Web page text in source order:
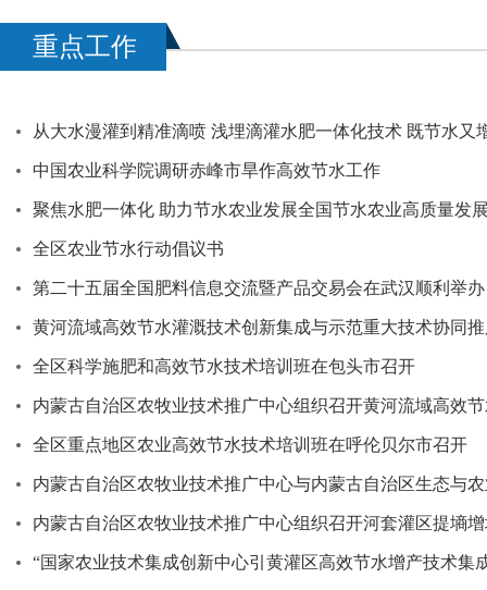
重点工作
从大水漫灌到精准滴喷 浅埋滴灌水肥一体化技术 既节水又
中国农业科学院调研赤峰市旱作高效节水工作
聚焦水肥一体化 助力节水农业发展全国节水农业高质量发
全区农业节水行动倡议书
第二十五届全国肥料信息交流暨产品交易会在武汉顺利举办
黄河流域高效节水灌溉技术创新集成与示范重大技术协同
全区科学施肥和高效节水技术培训班在包头市召开
内蒙古自治区农牧业技术推广中心组织召开黄河流域高效
全区重点地区农业高效节水技术培训班在呼伦贝尔市召开
内蒙古自治区农牧业技术推广中心与内蒙古自治区生态与
内蒙古自治区农牧业技术推广中心组织召开河套灌区提墒
“国家农业技术集成创新中心引黄灌区高效节水增产技术集